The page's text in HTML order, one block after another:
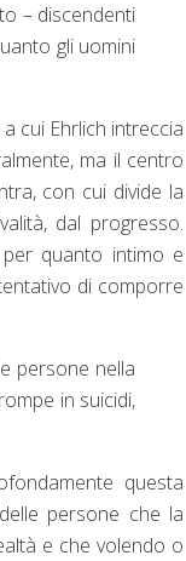
– discendenti
gli uomini
cui Ehrlich intreccia
ma il centro
con cui divide la
dal progresso.
quanto intimo e
di comporre
persone nella
in suicidi,
questa
persone che la
e che volendo o